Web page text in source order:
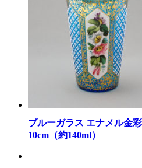
ブルーガラス エナメル金
10cm（約140ml）